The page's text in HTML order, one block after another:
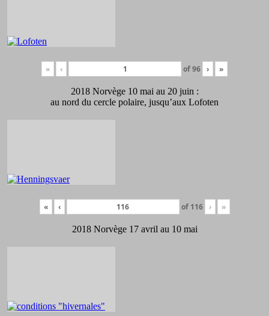
« ‹ of96 › »
2018 Norvège 10 mai au 20 juin :
au nord du cercle polaire, jusqu’aux Lofoten
« ‹ of 116 › »
2018 Norvège 17 avril au 10 mai